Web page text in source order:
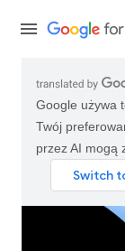
Google używa
Twój
przez AI mogą